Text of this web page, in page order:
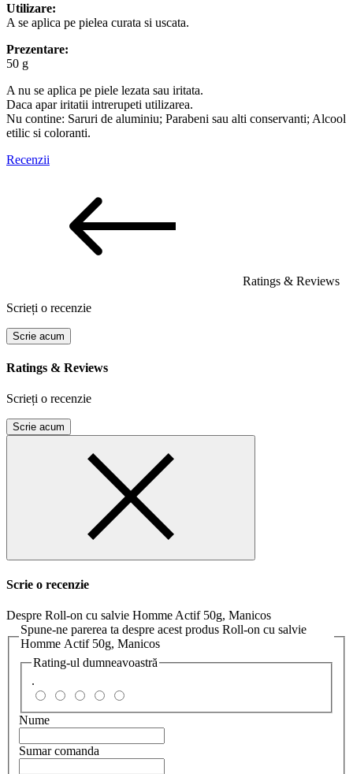
Utilizare:
A se aplica pe pielea curata si uscata.
Prezentare:
50 g
A nu se aplica pe piele lezata sau iritata.
Daca apar iritatii intrerupeti utilizarea.
Nu contine: Saruri de aluminiu; Parabeni sau alti conservanti; Alcool
etilic si coloranti.
Recenzii
Ratings & Reviews
Scrieți o recenzie
Scrie acum
Ratings & Reviews
Scrieți o recenzie
Scrie acum
Scrie o recenzie
Despre Roll-on cu salvie Homme Actif 50g, Manicos
Spune-ne parerea ta despre acest produs Roll-on cu salvie
Homme Actif 50g, Manicos
Rating-ul dumneavoastră
.
Nume
Sumar comanda